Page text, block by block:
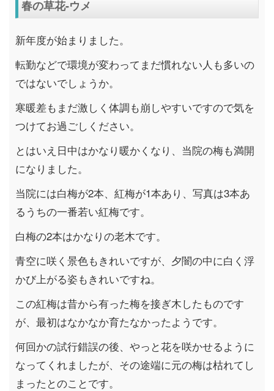
春の草花-ウメ
新年度が始まりました。
転勤などで環境が変わってまだ慣れない人も多いの
ではないでしょうか。
寒暖差もまだ激しく体調も崩しやすいですので気を
つけてお過ごしください。
とはいえ日中はかなり暖かくなり、当院の梅も満開
になりました。
当院には白梅が2本、紅梅が1本あり、写真は3本あ
るうちの一番若い紅梅です。
白梅の2本はかなりの老木です。
青空に咲く景色もきれいですが、夕闇の中に白く浮
かび上がる姿もきれいですね。
この紅梅は昔から有った梅を接ぎ木したものです
が、最初はなかなか育たなかったようです。
何回かの試行錯誤の後、やっと花を咲かせるように
なってくれましたが、その途端に元の梅は枯れてし
まったとのことです。